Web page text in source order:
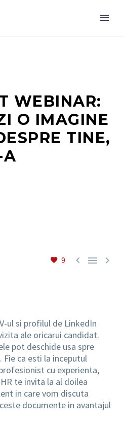
WEBINAR:
O IMAGINE
TINE,
A
9   
ul si profilul de LinkedIn
ale oricarui candidat.
pot deschide usa spre
ca esti la inceputul
cu experienta,
te invita la al doilea
in care vom discuta
documente in avantajul